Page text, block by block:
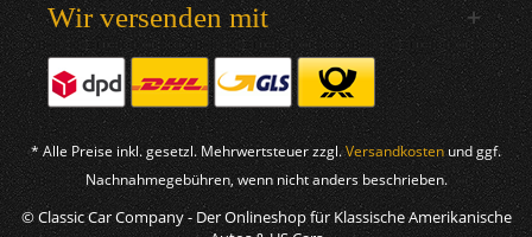
Wir versenden mit
* Alle Preise inkl. gesetzl. Mehrwertsteuer zzgl.Versandkosten und ggf.
Nachnahmegebühren, wenn nicht anders beschrieben.
© Classic Car Company - Der Onlineshop für Klassische Amerikanische